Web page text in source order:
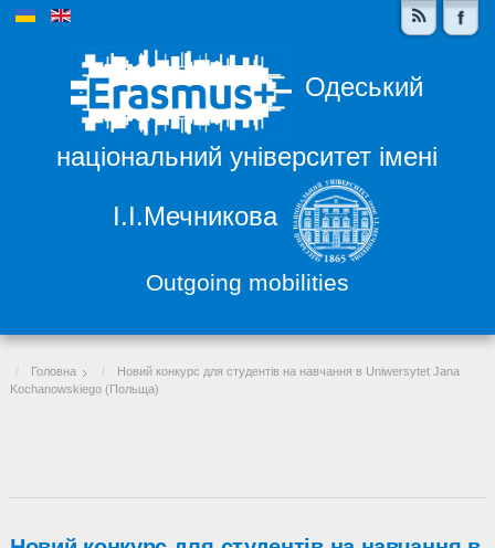
Одеський
національний університет імені
І.І.Мечникова
Outgoing mobilities
Головна
Новий конкурс для студентів на навчання в Uniwersytet Jana
Kochanowskiego (Польща)